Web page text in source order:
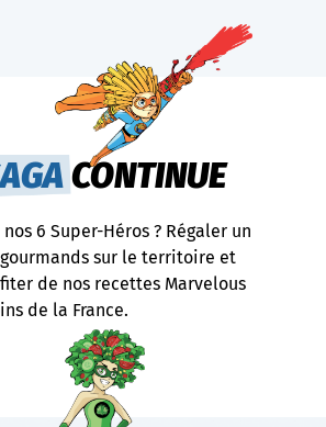
CONTINUE
6 Super-Héros ? Régaler un
sur le territoire et
de nos recettes Marvelous
de la France.